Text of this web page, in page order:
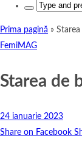
Search
Prima pagină »
FemiMAG
Starea de
24 ianuarie 2023
Share on Facebook